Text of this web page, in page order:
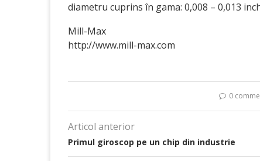
diametru cuprins în gama: 0,008 – 0,013
Mill-Max
http://www.mill-max.com
0
Articol anterior
Primul giroscop pe un chip din industrie